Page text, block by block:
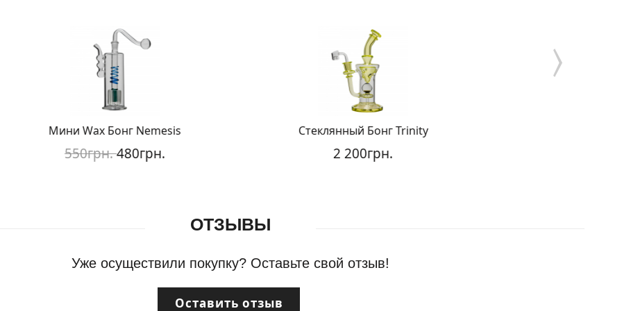
Мини Wax Бонг Nemesis
550грн.480грн.
Стеклянный Бонг Trinity
2 200грн.
ОТЗЫВЫ
Уже осуществили покупку? Оставьте свой отзыв!
Оставить отзыв